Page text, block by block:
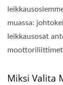
muassa:
leikkausosat
Miksi Valita